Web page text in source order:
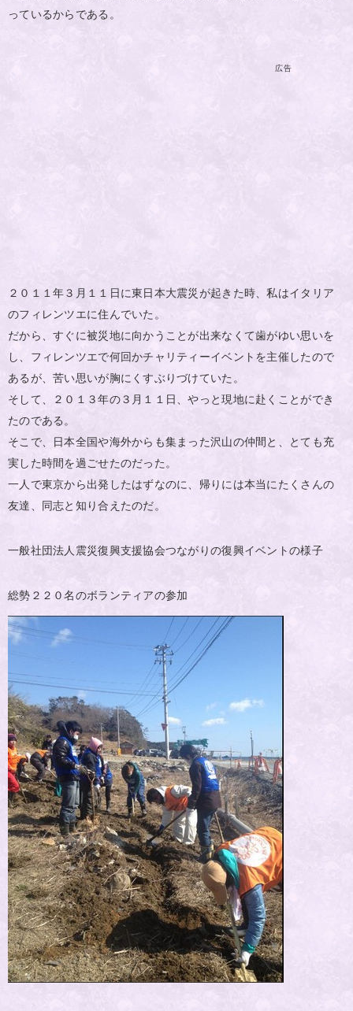
っているからである。
広告
２０１１年３月１１日に東日本大震災が起きた時、私はイタリア
のフィレンツエに住んでいた。
だから、すぐに被災地に向かうことが出来なくて歯がゆい思いを
し、フィレンツエで何回かチャリティーイベントを主催したので
あるが、苦い思いが胸にくすぶりづけていた。
そして、２０１３年の３月１１日、やっと現地に赴くことができ
たのである。
そこで、日本全国や海外からも集まった沢山の仲間と、とても充
実した時間を過ごせたのだった。
一人で東京から出発したはずなのに、帰りには本当にたくさんの
友達、同志と知り合えたのだ。
一般社団法人震災復興支援協会つながりの復興イベントの様子
総勢２２０名のボランティアの参加